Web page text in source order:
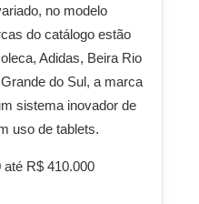
no modelo
do catálogo estão
Adidas, Beira Rio
do Sul, a marca
sistema inovador de
uso de tablets.
até R$ 410.000